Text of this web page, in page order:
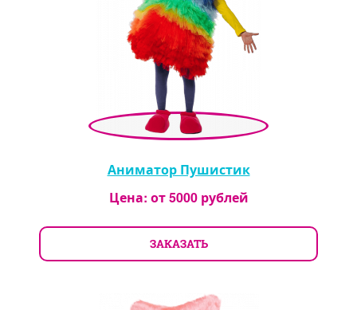
Аниматор Пушистик
Цена: от5000рублей
ЗАКАЗАТЬ